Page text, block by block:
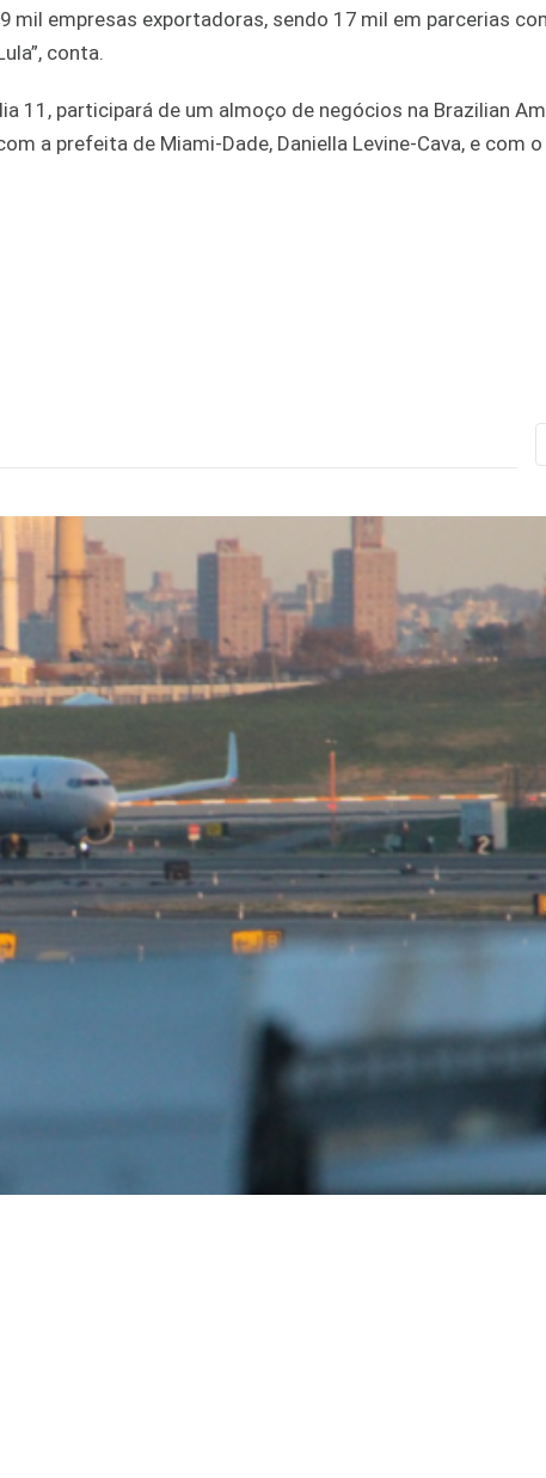
mil empresas exportadoras, sendo 17 mil em parcerias
conta.
11, participará de um almoço de negócios na Brazilian
a prefeita de Miami-Dade, Daniella Levine-Cava, e com